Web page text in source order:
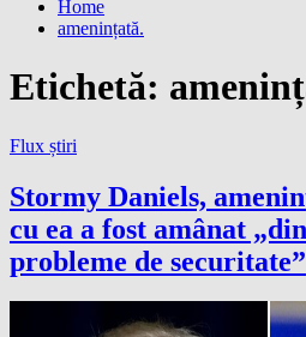
Home
amenințată.
Etichetă:
Flux știri
Stormy Daniels,
cu ea a fost amânat
probleme de securitate”